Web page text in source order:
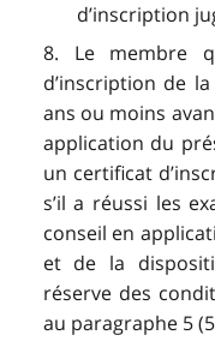
d’inscription
8. Le membre
d’inscription de
ans ou moins
application du
un certificat
s’il a réussi les
conseil en
et de la
réserve des
au paragraphe 5